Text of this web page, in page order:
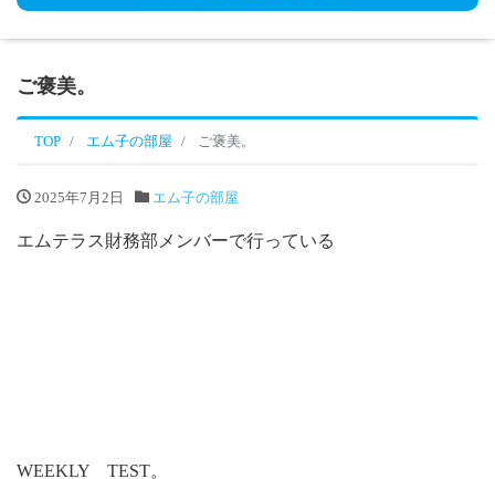
ご褒美。
TOP エム子の部屋 ご褒美。
2025年7月2日 エム子の部屋
エムテラス財務部メンバーで行っている
WEEKLY TEST。